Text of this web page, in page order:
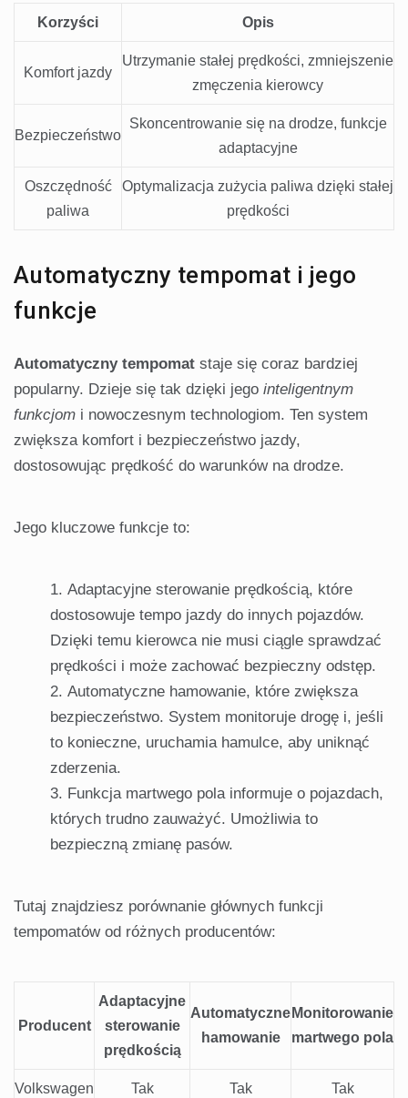
Korzyści Opis
Komfort jazdy
Utrzymanie stałej prędkości, zmniejszenie
zmęczenia kierowcy
Bezpieczeństwo
Skoncentrowanie się na drodze, funkcje
adaptacyjne
Oszczędność
paliwa
Optymalizacja zużycia paliwa dzięki stałej
prędkości
Automatyczny tempomat i jego
funkcje
Automatyczny tempomat staje się coraz bardziej
popularny. Dzieje się tak dzięki jego inteligentnym
funkcjom i nowoczesnym technologiom. Ten system
zwiększa komfort i bezpieczeństwo jazdy,
dostosowując prędkość do warunków na drodze.
Jego kluczowe funkcje to:
Adaptacyjne sterowanie prędkością, które
dostosowuje tempo jazdy do innych pojazdów.
Dzięki temu kierowca nie musi ciągle sprawdzać
prędkości i może zachować bezpieczny odstęp.
Automatyczne hamowanie, które zwiększa
bezpieczeństwo. System monitoruje drogę i, jeśli
to konieczne, uruchamia hamulce, aby uniknąć
zderzenia.
Funkcja martwego pola informuje o pojazdach,
których trudno zauważyć. Umożliwia to
bezpieczną zmianę pasów.
Tutaj znajdziesz porównanie głównych funkcji
tempomatów od różnych producentów:
Producent
Adaptacyjne
sterowanie
prędkością
Automatyczne
hamowanie
Monitorowanie
martwego pola
Volkswagen Tak Tak Tak